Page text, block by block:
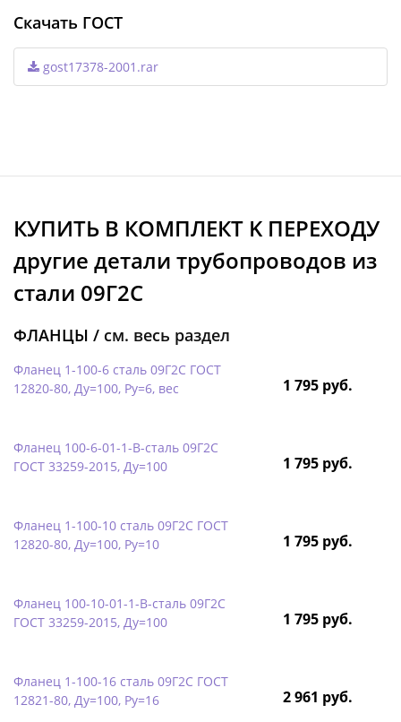
Скачать ГОСТ
gost17378-2001.rar
КУПИТЬ В КОМПЛЕКТ K ПЕРЕХОДУ
другие детали трубопроводов из
стали 09Г2С
ФЛАНЦЫ / см. весь раздел
Фланец 1-100-6 сталь 09Г2С ГОСТ
12820-80, Ду=100, Ру=6, вес
1 795 руб.
Фланец 100-6-01-1-B-сталь 09Г2С
ГОСТ 33259-2015, Ду=100
1 795 руб.
Фланец 1-100-10 сталь 09Г2С ГОСТ
12820-80, Ду=100, Ру=10
1 795 руб.
Фланец 100-10-01-1-B-сталь 09Г2С
ГОСТ 33259-2015, Ду=100
1 795 руб.
Фланец 1-100-16 сталь 09Г2С ГОСТ
12821-80, Ду=100, Ру=16
2 961 руб.